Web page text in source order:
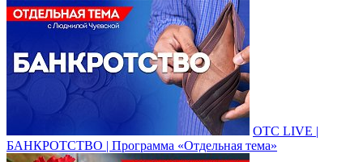
ОТС LIVE |
БАНКРОТСТВО | Программа «Отдельная тема»